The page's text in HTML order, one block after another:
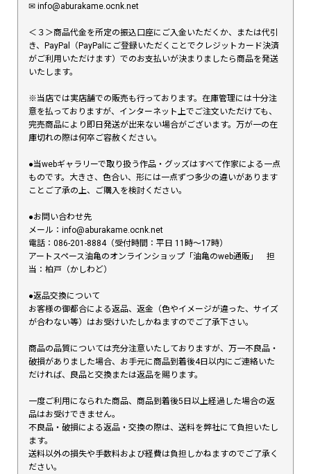
✉︎ info@aburakame.ocnk.net
＜３＞商品代金を所定の振込口座にご入金いただくか、または代引
き、PayPal（PayPalにご登録いただくことでクレジットカード決済
がご利用いただけます）でのお支払いが決まりましたら商品を発送
いたします。
※当店では実店舗での販売も行っております。在庫管理には十分注
意を払っておりますが、インターネット上でご注文いただけても、
完売商品により即日発送が出来ない場合がございます。万が一の在
庫切れの際は何卒ご容赦ください。
●当webギャラリーで取り扱う作品・グッズはすべて作家による一点
ものです。大きさ、色合い、形には一点ずつ多少の違いがあります
ことご了承の上、ご購入を検討ください。
●お問い合わせ先
メール：info@aburakame.ocnk.net
電話：086-201-8884（受付時間：平日 11時〜17時）
アートスペース油亀のオンラインショップ「油亀のweb通販」 担
当：柏戸（かしわど）
●返品交換について
お客様の御都合による返品、返金（色やイメージが違った、サイズ
が合わない等）はお受けいたしかねますのでご了承下さい。
商品の品質については充分注意いたしておりますが、万一不良品・
破損がありました場合、お手元に商品到着後4日以内にご連絡いた
だければ、良品と交換または返品を賜ります。
一度ご利用になられた商品、商品到着後5日以上経過した場合の返
品はお受けできません。
不良品・破損による返品・交換の際は、送料を弊社にて負担いたし
ます。
送料以外の損失や手数料および経費は負担しかねますのでご了承く
ださい。